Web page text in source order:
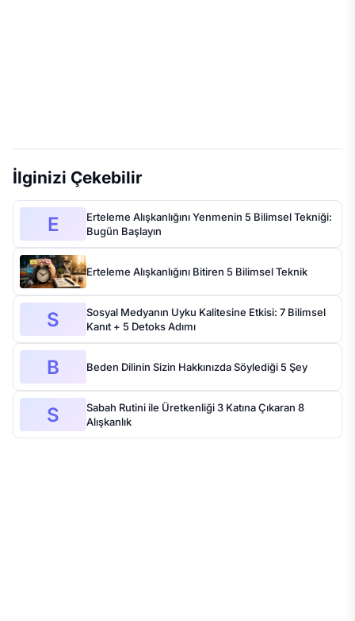
İlginizi Çekebilir
E
Erteleme Alışkanlığını Yenmenin 5 Bilimsel Tekniği:
Bugün Başlayın
Erteleme Alışkanlığını Bitiren 5 Bilimsel Teknik
S
Sosyal Medyanın Uyku Kalitesine Etkisi: 7 Bilimsel
Kanıt + 5 Detoks Adımı
B Beden Dilinin Sizin Hakkınızda Söylediği 5 Şey
S
Sabah Rutini ile Üretkenliği 3 Katına Çıkaran 8
Alışkanlık